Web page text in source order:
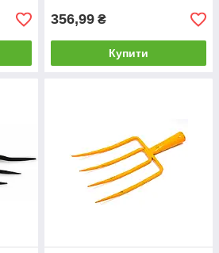
356,99 ₴
Купити